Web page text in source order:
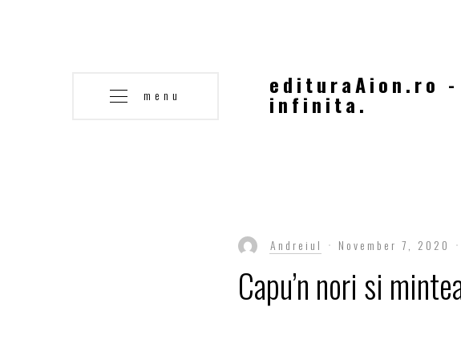
menu edituraAion.ro
infinita.
Andreiul November 7, 2020
Capu’n nori si